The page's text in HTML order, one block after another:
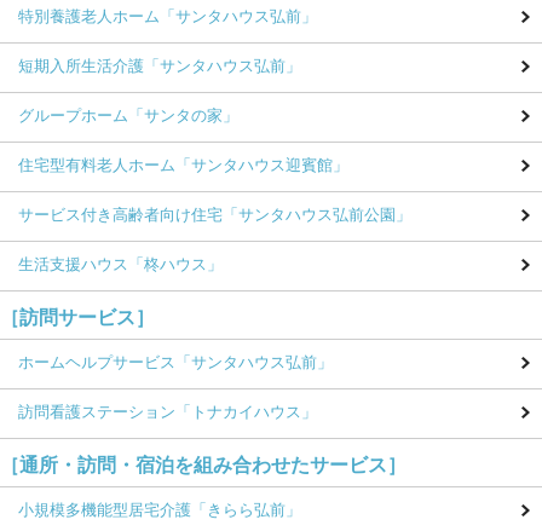
特別養護老人ホーム 「サンタハウス弘前」
短期入所生活介護 「サンタハウス弘前」
グループホーム 「サンタの家」
住宅型有料老人ホーム 「サンタハウス迎賓館」
サービス付き高齢者向け住宅 「サンタハウス弘前公園」
生活支援ハウス 「柊ハウス」
［訪問サービス］
ホームヘルプサービス 「サンタハウス弘前」
訪問看護ステーション 「トナカイハウス」
［通所・訪問・宿泊を組み合わせたサービス］
小規模多機能型居宅介護 「きらら弘前」